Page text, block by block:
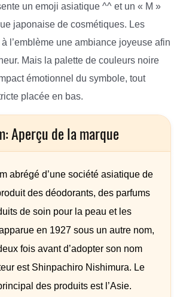
un emoji asiatique ^^ et un « M »
japonaise de cosmétiques. Les
l’emblème une ambiance joyeuse afin
Mais la palette de couleurs noire
émotionnel du symbole, tout
placée en bas.
Aperçu de la marque
abrégé d’une société asiatique de
des déodorants, des parfums
de soin pour la peau et les
en 1927 sous un autre nom,
fois avant d’adopter son nom
est Shinpachiro Nishimura. Le
des produits est l’Asie.